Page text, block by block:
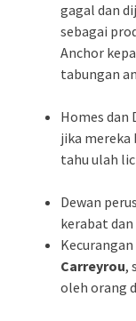
gagal dan
sebagai
Anchor
tabungan
Homes dan
jika mereka
tahu ulah
Dewan
kerabat
Carreyrou,
oleh orang